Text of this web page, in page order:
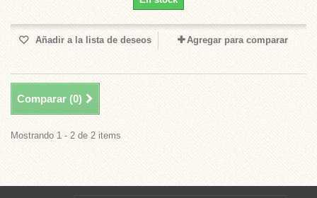
Añadir a la lista de deseos Agregar para comparar
Comparar (0)
Mostrando 1 - 2 de 2 items